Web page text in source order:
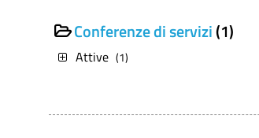
Conferenze di servizi(1)
Attive (1)